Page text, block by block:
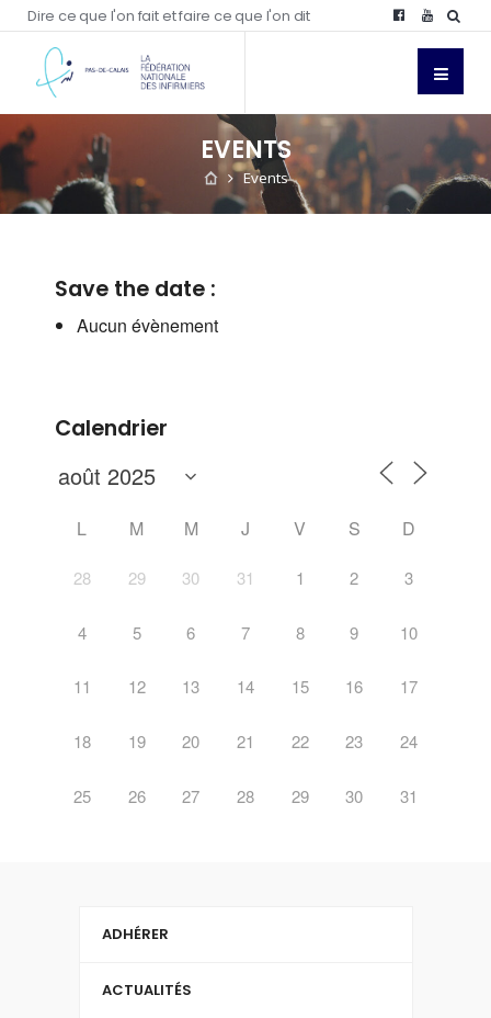
Dire ce que l'on fait et faire ce que l'on dit
EVENTS
Events
Save the date :
Aucun évènement
Calendrier
L M M J V S D
28 29 30 31 1 2 3
4 5 6 7 8 9 10
11 12 13 14 15 16 17
18 19 20 21 22 23 24
25 26 27 28 29 30 31
ADHÉRER
ACTUALITÉS